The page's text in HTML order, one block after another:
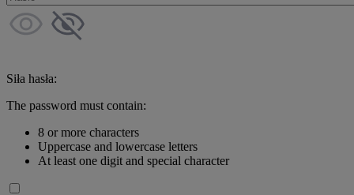
Siła hasła:
The password must contain:
8 or more characters
Uppercase and lowercase letters
At least one digit and special character